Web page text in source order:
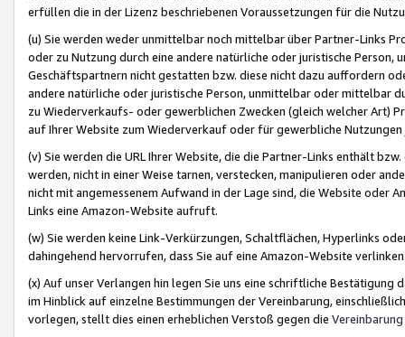
erfüllen die in der Lizenz beschriebenen Voraussetzungen für die
(u) Sie werden weder unmittelbar noch mittelbar über Partner-Links
oder zu Nutzung durch eine andere natürliche oder juristische
Geschäftspartnern nicht gestatten bzw. diese nicht dazu auffordern
andere natürliche oder juristische Person, unmittelbar oder mittelbar
zu Wiederverkaufs- oder gewerblichen Zwecken (gleich welcher Art)
auf Ihrer Website zum Wiederverkauf oder für gewerbliche
(v) Sie werden die URL Ihrer Website, die die Partner-Links enthält
werden, nicht in einer Weise tarnen, verstecken, manipulieren oder
nicht mit angemessenem Aufwand in der Lage sind, die Website oder
Links eine Amazon-Website aufruft.
(w) Sie werden keine Link-Verkürzungen, Schaltflächen, Hyperlinks
dahingehend hervorrufen, dass Sie auf eine Amazon-Website
(x) Auf unser Verlangen hin legen Sie uns eine schriftliche
im Hinblick auf einzelne Bestimmungen der Vereinbarung,
vorlegen, stellt dies einen erheblichen Verstoß gegen die Vereinbarung